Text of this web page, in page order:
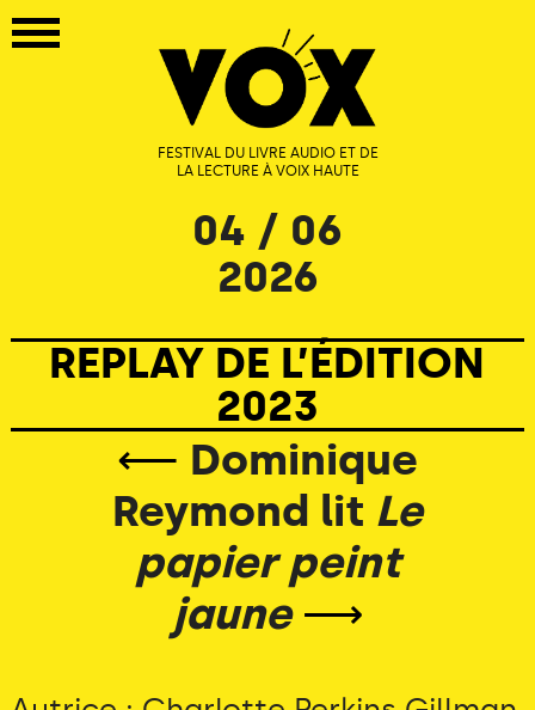
FESTIVAL DU LIVRE AUDIO ET DE
LA LECTURE À VOIX HAUTE
04 / 06
2026
REPLAY DE L’ÉDITION
2023
⟵ Dominique
Reymond lit Le
papier peint
jaune ⟶